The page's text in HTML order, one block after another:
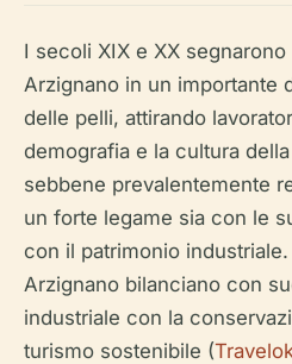
I secoli XIX e XX
Arzignano in un importante
delle pelli, attirando
demografia e la cultura
sebbene prevalentemente
un forte legame sia con le
con il patrimonio
Arzignano bilanciano con
industriale con la
turismo sostenibile (